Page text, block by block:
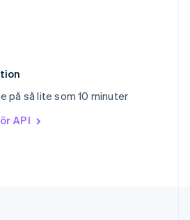
på så lite som 10 minuter
API